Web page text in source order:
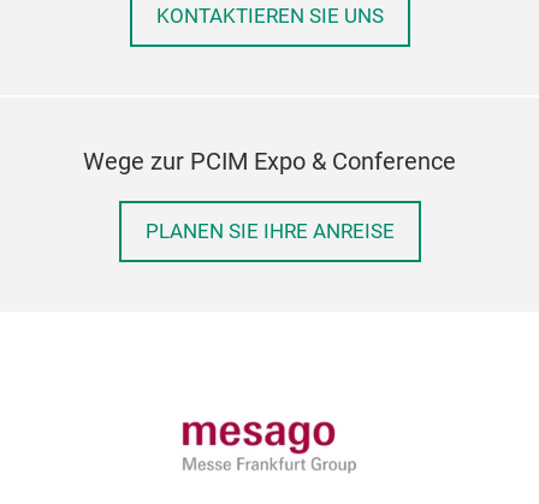
KONTAKTIEREN SIE UNS
Wege zur PCIM Expo & Conference
PLANEN SIE IHRE ANREISE